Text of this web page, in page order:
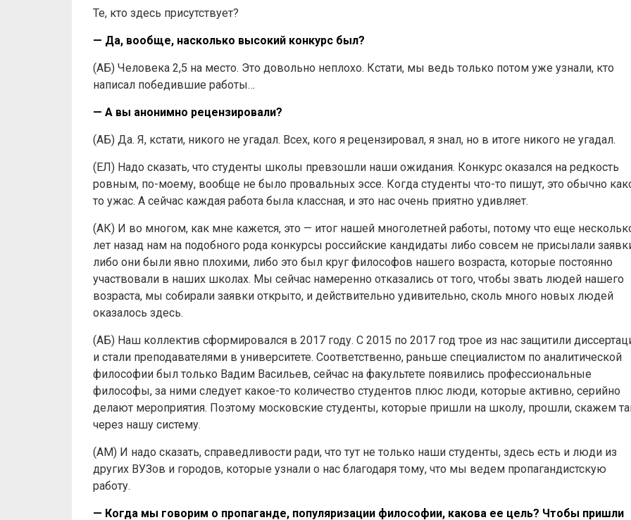
Те, кто здесь присутствует?
— Да, вообще, насколько высокий конкурс был?
(АБ) Человека 2,5 на место. Это довольно неплохо. Кстати, мы ведь только потом уже узнали, кто
написал победившие работы…
— А вы анонимно рецензировали?
(АБ) Да. Я, кстати, никого не угадал. Всех, кого я рецензировал, я знал, но в итоге никого не угадал.
(ЕЛ) Надо сказать, что студенты школы превзошли наши ожидания. Конкурс оказался на редкость
ровным, по-моему, вообще не было провальных эссе. Когда студенты что-то пишут, это обычно
то ужас. А сейчас каждая работа была классная, и это нас очень приятно удивляет.
(АК) И во многом, как мне кажется, это — итог нашей многолетней работы, потому что еще
лет назад нам на подобного рода конкурсы российские кандидаты либо совсем не присылали
либо они были явно плохими, либо это был круг философов нашего возраста, которые постоянно
участвовали в наших школах. Мы сейчас намеренно отказались от того, чтобы звать людей нашего
возраста, мы собирали заявки открыто, и действительно удивительно, сколь много новых людей
оказалось здесь.
(АБ) Наш коллектив сформировался в 2017 году. С 2015 по 2017 год трое из нас защитили
и стали преподавателями в университете. Соответственно, раньше специалистом по аналитической
философии был только Вадим Васильев, сейчас на факультете появились профессиональные
философы, за ними следует какое-то количество студентов плюс люди, которые активно, серийно
делают мероприятия. Поэтому московские студенты, которые пришли на школу, прошли, скажем
через нашу систему.
(АМ) И надо сказать, справедливости ради, что тут не только наши студенты, здесь есть и люди из
других ВУЗов и городов, которые узнали о нас благодаря тому, что мы ведем пропагандистскую
работу.
— Когда мы говорим о пропаганде, популяризации философии, какова ее цель? Чтобы пришли